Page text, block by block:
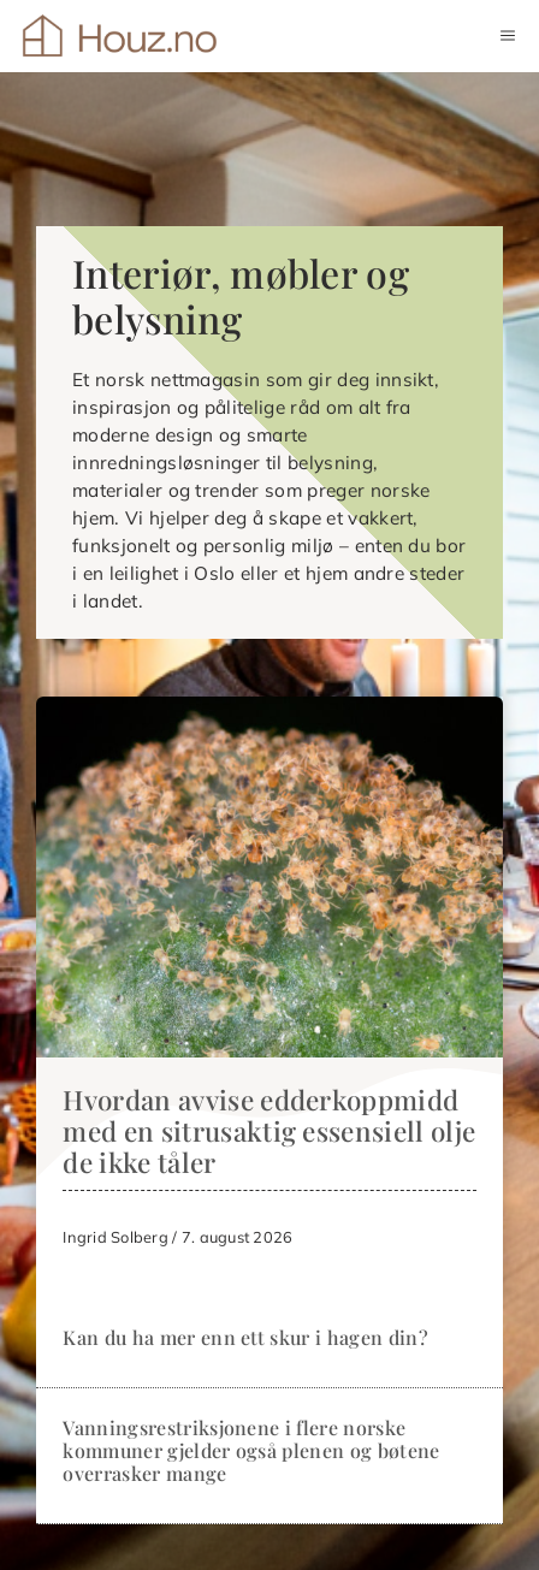
Hopp
innhold
Interiør, møbler og
belysning
Et norsk nettmagasin som gir deg innsikt,
inspirasjon og pålitelige råd om alt fra
moderne design og smarte
innredningsløsninger til belysning,
materialer og trender som preger norske
hjem. Vi hjelper deg å skape et vakkert,
funksjonelt og personlig miljø – enten du bor
i en leilighet i Oslo eller et hjem andre steder
i landet.
Hvordan avvise edderkoppmidd
med en sitrusaktig essensiell olje
de ikke tåler
Ingrid Solberg / 7. august 2026
Kan du ha mer enn ett skur i hagen din?
Vanningsrestriksjonene i flere norske
kommuner gjelder også plenen og bøtene
overrasker mange